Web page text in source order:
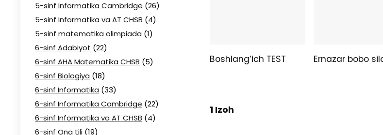
Boshlang’ich TEST Ernazar bobo
1 Izoh
5-sinf Informatika Cambridge (26)
5-sinf Informatika va AT CHSB (4)
5-sinf matematika olimpiada (1)
6-sinf Adabiyot (22)
6-sinf AHA Matematika CHSB (5)
6-sinf Biologiya (18)
6-sinf Informatika (33)
6-sinf Informatika Cambridge (22)
6-sinf Informatika va AT CHSB (4)
6-sinf Ona tili (19)